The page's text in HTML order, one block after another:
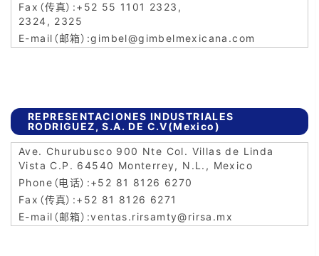
+52 55 1101 2323,
2324, 2325
gimbel@gimbelmexicana.com
REPRESENTACIONES INDUSTRIALES
RODRIGUEZ, S.A. DE C.V(Mexico)
Ave. Churubusco 900 Nte Col. Villas de Linda
Vista C.P. 64540 Monterrey, N.L., Mexico
+52 81 8126 6270
+52 81 8126 6271
ventas.rirsamty@rirsa.mx